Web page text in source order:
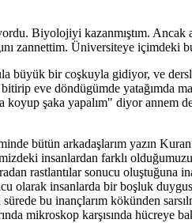
Biyolojiyi kazanmıştım.
zannettim. Üniversiteye içimdeki
büyük bir coşkuyla gidiyor, ve
eve döndügümde yatağımda
koyup şaka yapalım" diyor annem
bütün arkadaşlarım yazın
insanlardan farklı
rastlantılar sonucu oluştuğuna
olarak insanlarda bir boşluk
bu inançlarım kökünden
mikroskop karşısında hücreye